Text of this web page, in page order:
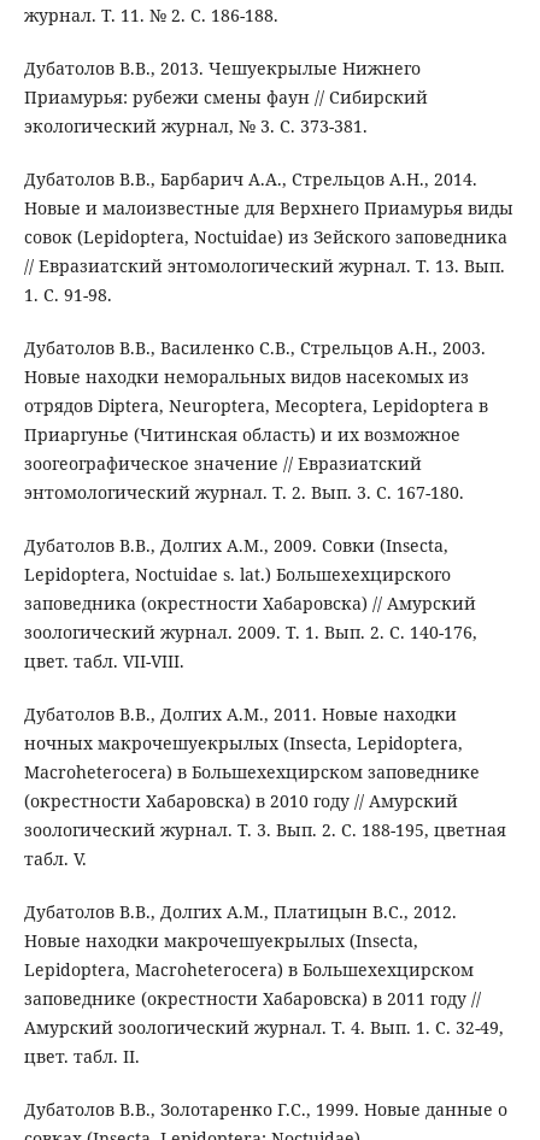
журнал. Т. 11. № 2. С. 186-188.
Дубатолов В.В., 2013. Чешуекрылые Нижнего
Приамурья: рубежи смены фаун // Сибирский
экологический журнал, № 3. С. 373-381.
Дубатолов В.В., Барбарич А.А., Стрельцов А.Н., 2014.
Новые и малоизвестные для Верхнего Приамурья виды
совок (Lepidoptera, Noctuidae) из Зейского заповедника
// Евразиатский энтомологический журнал. Т. 13. Вып.
1. С. 91-98.
Дубатолов В.В., Василенко С.В., Стрельцов А.Н., 2003.
Новые находки неморальных видов насекомых из
отрядов Diptera, Neuroptera, Mecoptera, Lepidoptera в
Приаргунье (Читинская область) и их возможное
зоогеографическое значение // Евразиатский
энтомологический журнал. Т. 2. Вып. 3. С. 167-180.
Дубатолов В.В., Долгих А.М., 2009. Совки (Insecta,
Lepidoptera, Noctuidae s. lat.) Большехехцирского
заповедника (окрестности Хабаровска) // Амурский
зоологический журнал. 2009. Т. 1. Вып. 2. С. 140-176,
цвет. табл. VII-VIII.
Дубатолов В.В., Долгих А.М., 2011. Новые находки
ночных макрочешуекрылых (Insecta, Lepidoptera,
Macroheterocera) в Большехехцирском заповеднике
(окрестности Хабаровска) в 2010 году // Амурский
зоологический журнал. Т. 3. Вып. 2. С. 188-195, цветная
табл. V.
Дубатолов В.В., Долгих А.М., Платицын В.С., 2012.
Новые находки макрочешуекрылых (Insecta,
Lepidoptera, Macroheterocera) в Большехехцирском
заповеднике (окрестности Хабаровска) в 2011 году //
Амурский зоологический журнал. Т. 4. Вып. 1. С. 32-49,
цвет. табл. II.
Дубатолов В.В., Золотаренко Г.С., 1999. Новые данные о